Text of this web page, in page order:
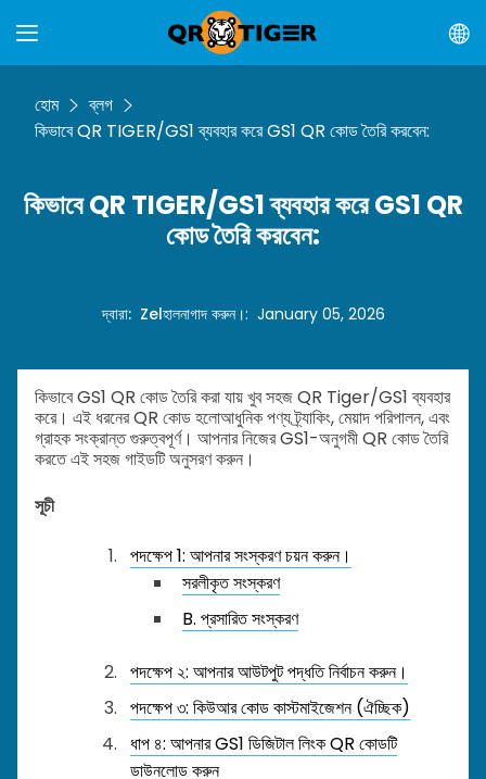
হোম
ব্লগ
কিভাবে QR TIGER/GS1 ব্যবহার করে GS1 QR কোড তৈরি করবেন:
কিভাবে QR TIGER/GS1 ব্যবহার করে GS1 QR
কোড তৈরি করবেন:
দ্বারা: Zelহালনাগাদ করুন।: January 05, 2026
কিভাবে GS1 QR কোড তৈরি করা যায় খুব সহজ QR Tiger/GS1 ব্যবহার
করে। এই ধরনের QR কোড হলোআধুনিক পণ্য ট্র্যাকিং, মেয়াদ পরিপালন, এবং
গ্রাহক সংক্রান্ত গুরুত্বপূর্ণ। আপনার নিজের GS1-অনুগমী QR কোড তৈরি
করতে এই সহজ গাইডটি অনুসরণ করুন।
সূচী
পদক্ষেপ 1: আপনার সংস্করণ চয়ন করুন।
সরলীকৃত সংস্করণ
B. প্রসারিত সংস্করণ
পদক্ষেপ ২: আপনার আউটপুট পদ্ধতি নির্বাচন করুন।
পদক্ষেপ ৩: কিউআর কোড কাস্টমাইজেশন (ঐচ্ছিক)
ধাপ ৪: আপনার GS1 ডিজিটাল লিংক QR কোডটি
ডাউনলোড করুন